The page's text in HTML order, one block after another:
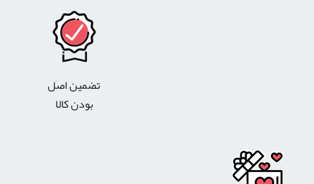
تضمین اصل
بودن کالا